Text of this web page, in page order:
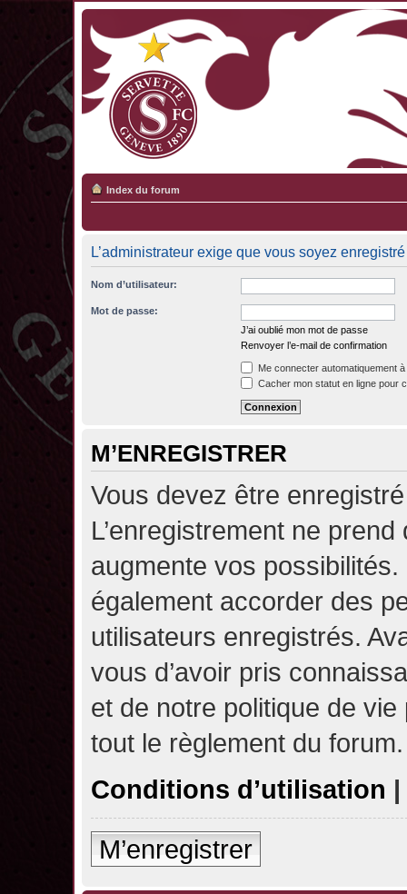
Index du forum
L’administrateur exige que vous soyez
Nom d’utilisateur:
Mot de passe:
J’ai oublié mon mot de passe
Renvoyer l’e-mail de confirmation
Me connecter automatiquement
Cacher mon statut en ligne pour
M’ENREGISTRER
Vous devez être
L’enregistrement ne
augmente vos possibilités.
également accorder des
utilisateurs enregistrés.
vous d’avoir pris
et de notre politique de
tout le règlement du forum.
Conditions d’utilisation |
M’enregistrer